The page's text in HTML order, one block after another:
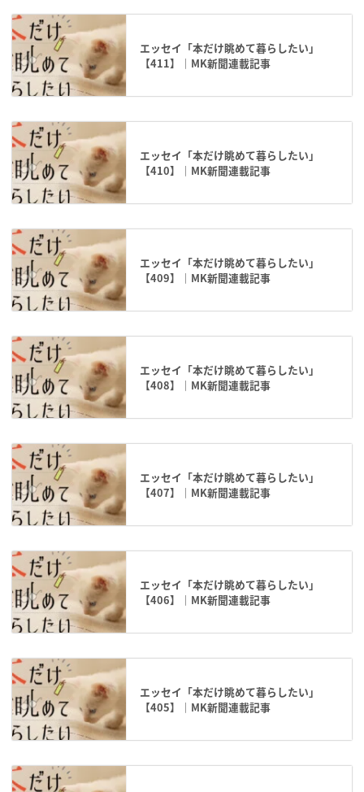
エッセイ「本だけ眺めて暮らしたい」
【411】｜MK新聞連載記事
エッセイ「本だけ眺めて暮らしたい」
【410】｜MK新聞連載記事
エッセイ「本だけ眺めて暮らしたい」
【409】｜MK新聞連載記事
エッセイ「本だけ眺めて暮らしたい」
【408】｜MK新聞連載記事
エッセイ「本だけ眺めて暮らしたい」
【407】｜MK新聞連載記事
エッセイ「本だけ眺めて暮らしたい」
【406】｜MK新聞連載記事
エッセイ「本だけ眺めて暮らしたい」
【405】｜MK新聞連載記事